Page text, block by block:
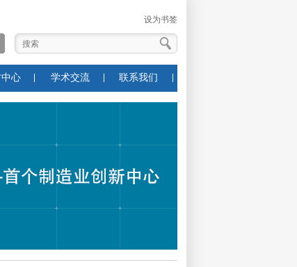
设为书签
中心 学术交流 联系我们